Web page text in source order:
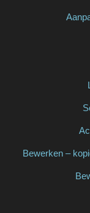
Bewerken –